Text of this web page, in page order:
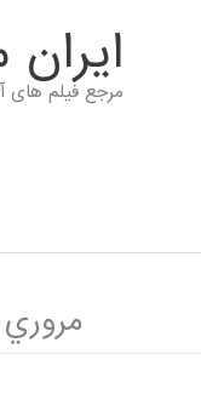
مرجع فیلم های
مروري